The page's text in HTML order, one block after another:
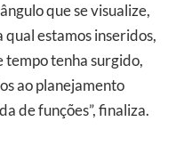
que se visualize,
estamos inseridos,
tempo tenha surgido,
ao planejamento
de funções”, finaliza.